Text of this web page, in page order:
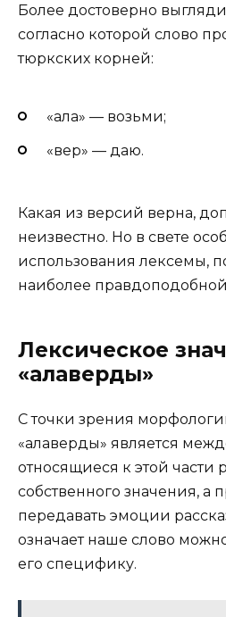
Более достоверно
согласно которой слово
тюркских корней:
«ала» — возьми;
«вер» — даю.
Какая из версий верна,
неизвестно. Но в свете
использования лексемы,
наиболее
Лексическое
«алаверды»
С точки зрения
«алаверды» является
относящиеся к этой части
собственного значения, а
передавать эмоции
означает наше слово
его специфику.